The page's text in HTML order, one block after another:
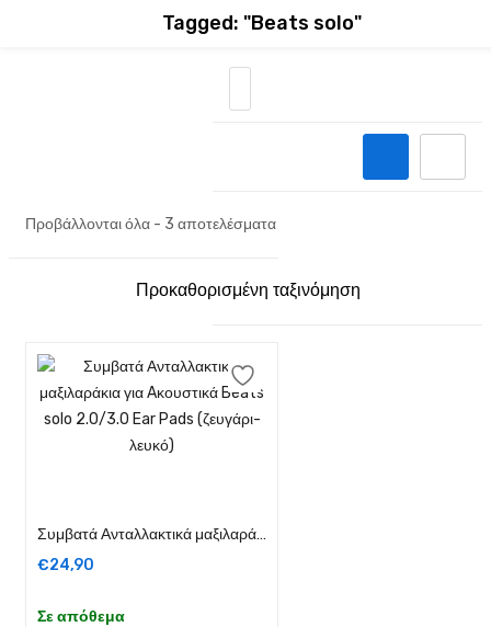
Tagged: "Beats solo"
Προβάλλονται όλα - 3 αποτελέσματα
Συμβατά Ανταλλακτικά μαξιλαράκια για Aκουστικά Beats solo 2.0/3.0 Ear Pads (ζευγάρι-λευκό)
€24,90
Σε απόθεμα